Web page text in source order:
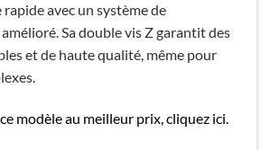
avec un système de
Sa double vis Z garantit des
et de haute qualité, même pour
modèle au meilleur prix, cliquez ici.